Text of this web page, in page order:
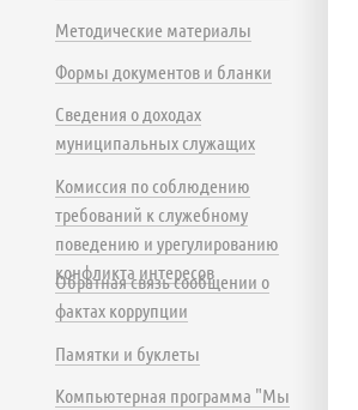
Методические материалы
Формы документов и бланки
Сведения о доходах
муниципальных служащих
Комиссия по соблюдению
требований к служебному
поведению и урегулированию
конфликта интересов
Обратная связь сообщении о
фактах коррупции
Памятки и буклеты
Компьютерная программа "Мы